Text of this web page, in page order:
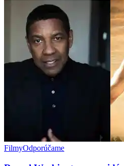
FilmyOdporúčame